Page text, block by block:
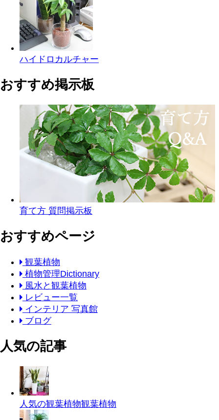
ハイドロカルチャー
おすすめ掲示板
育て方 質問掲示板
おすすめページ
観葉植物
植物管理Dictionary
風水と観葉植物
レビュー一覧
インテリア 写真館
ブログ
人気の記事
人気の観葉植物観葉植物